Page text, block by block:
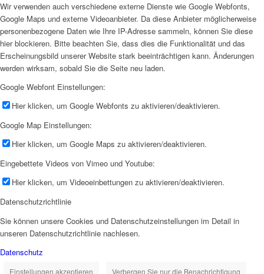
Wir verwenden auch verschiedene externe Dienste wie Google Webfonts,
Google Maps und externe Videoanbieter. Da diese Anbieter möglicherweise
personenbezogene Daten wie Ihre IP-Adresse sammeln, können Sie diese
hier blockieren. Bitte beachten Sie, dass dies die Funktionalität und das
Erscheinungsbild unserer Website stark beeinträchtigen kann. Änderungen
werden wirksam, sobald Sie die Seite neu laden.
Google Webfont Einstellungen:
Hier klicken, um Google Webfonts zu aktivieren/deaktivieren.
Google Map Einstellungen:
Hier klicken, um Google Maps zu aktivieren/deaktivieren.
Eingebettete Videos von Vimeo und Youtube:
Hier klicken, um Videoeinbettungen zu aktivieren/deaktivieren.
Datenschutzrichtlinie
Sie können unsere Cookies und Datenschutzeinstellungen im Detail in
unseren Datenschutzrichtlinie nachlesen.
Datenschutz
Einstellungen akzeptieren Verbergen Sie nur die Benachrichtigung